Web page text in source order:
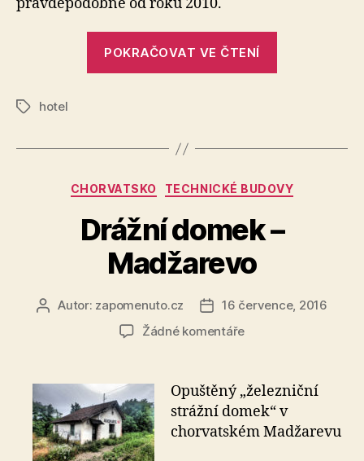
POKRAČOVAT VE ČTENÍ
Štítkyhotel
Rubriky
CHORVATSKO TECHNICKÉ BUDOVY
Drážní domek –
Madžarevo
AutorAutor: zapomenuto.cz
Datum
příspěvku
16 července, 2016
Žádné komentářeu
názvem
Drážní
domek
–
Opuštěný „železniční
strážní domek“ v
chorvatském Madžarevu